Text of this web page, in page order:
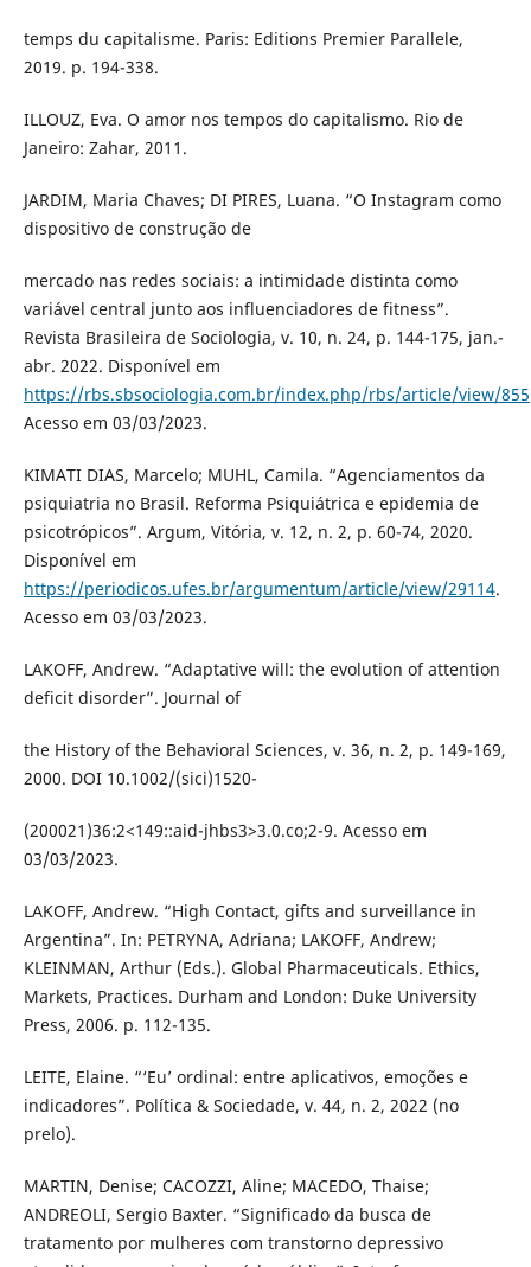
temps du capitalisme. Paris: Editions Premier Parallele,
2019. p. 194-338.
ILLOUZ, Eva. O amor nos tempos do capitalismo. Rio de
Janeiro: Zahar, 2011.
JARDIM, Maria Chaves; DI PIRES, Luana. “O Instagram como
dispositivo de construção de
mercado nas redes sociais: a intimidade distinta como
variável central junto aos influenciadores de fitness”.
Revista Brasileira de Sociologia, v. 10, n. 24, p. 144-175, jan.-
abr. 2022. Disponível em
https://rbs.sbsociologia.com.br/index.php/rbs/article/view/855
Acesso em 03/03/2023.
KIMATI DIAS, Marcelo; MUHL, Camila. “Agenciamentos da
psiquiatria no Brasil. Reforma Psiquiátrica e epidemia de
psicotrópicos”. Argum, Vitória, v. 12, n. 2, p. 60-74, 2020.
Disponível em
https://periodicos.ufes.br/argumentum/article/view/29114.
Acesso em 03/03/2023.
LAKOFF, Andrew. “Adaptative will: the evolution of attention
deficit disorder”. Journal of
the History of the Behavioral Sciences, v. 36, n. 2, p. 149-169,
2000. DOI 10.1002/(sici)1520-
(200021)36:2<149::aid-jhbs3>3.0.co;2-9. Acesso em
03/03/2023.
LAKOFF, Andrew. “High Contact, gifts and surveillance in
Argentina”. In: PETRYNA, Adriana; LAKOFF, Andrew;
KLEINMAN, Arthur (Eds.). Global Pharmaceuticals. Ethics,
Markets, Practices. Durham and London: Duke University
Press, 2006. p. 112-135.
LEITE, Elaine. “‘Eu’ ordinal: entre aplicativos, emoções e
indicadores”. Política & Sociedade, v. 44, n. 2, 2022 (no
prelo).
MARTIN, Denise; CACOZZI, Aline; MACEDO, Thaise;
ANDREOLI, Sergio Baxter. “Significado da busca de
tratamento por mulheres com transtorno depressivo